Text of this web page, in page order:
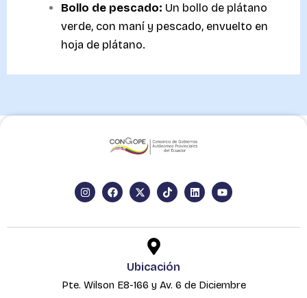
Bollo de pescado: Un bollo de plátano
verde, con maní y pescado, envuelto en
hoja de plátano.
I
n
a
F
a
b
X
-
i
r
T
i
o
L
i
e
Y
o
u
Ubicación
Pte. Wilson E8-166 y Av. 6 de Diciembre